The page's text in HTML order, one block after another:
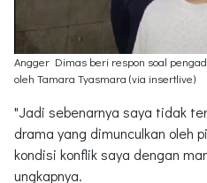
Angger Dimas beri respon soal
oleh Tamara Tyasmara (via insertlive)
"Jadi sebenarnya saya tidak
drama yang dimunculkan oleh
kondisi konflik saya dengan
ungkapnya.